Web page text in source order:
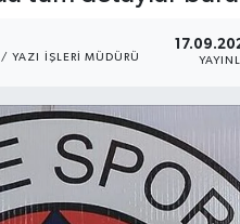
YAZI İŞLERI MÜDÜRÜ